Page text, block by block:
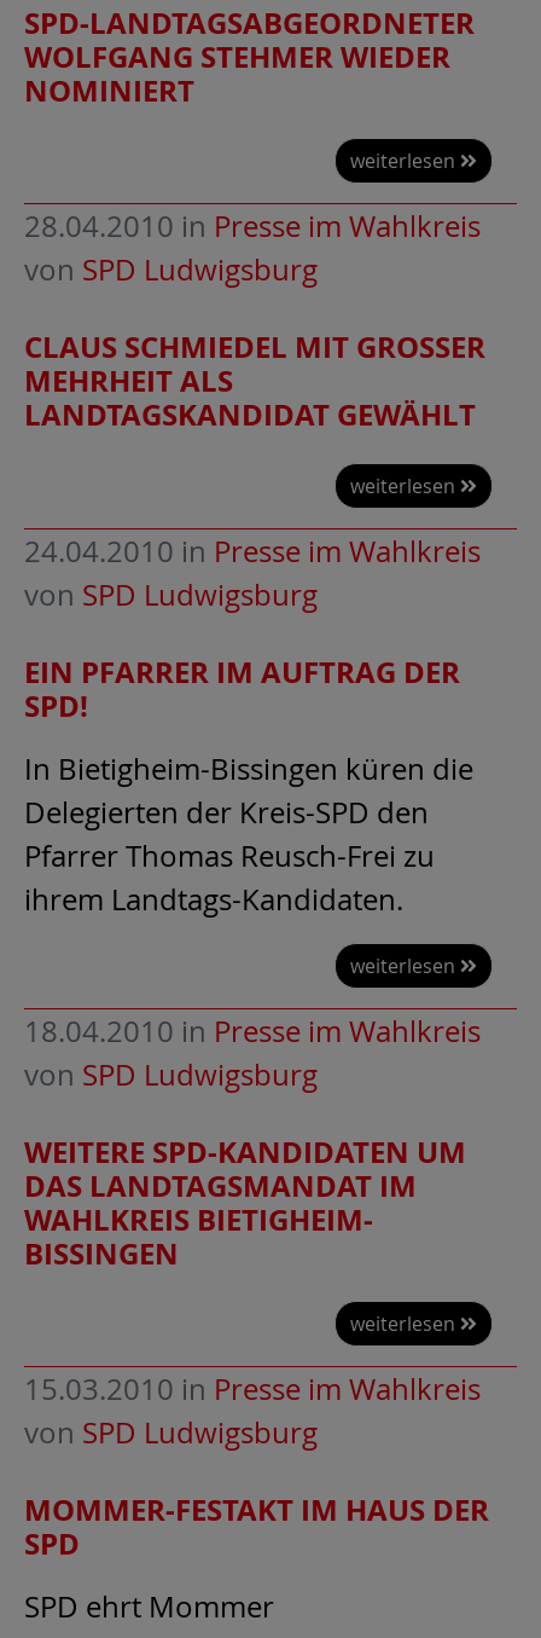
SPD-LANDTAGSABGEORDNETER
WOLFGANG STEHMER WIEDER
NOMINIERT
weiterlesen
28.04.2010 in Presse im Wahlkreis
von SPD Ludwigsburg
CLAUS SCHMIEDEL MIT GROSSER M
EHRHEIT ALS L
ANDTAGSKANDIDAT GEWÄHLT
weiterlesen
24.04.2010 in Presse im Wahlkreis
von SPD Ludwigsburg
EIN PFARRER IM AUFTRAG DER
SPD!
In Bietigheim-Bissingen küren die
Delegierten der Kreis-SPD den
Pfarrer Thomas Reusch-Frei zu
ihrem Landtags-Kandidaten.
weiterlesen
18.04.2010 in Presse im Wahlkreis
von SPD Ludwigsburg
WEITERE SPD-KANDIDATEN UM
DAS LANDTAGSMANDAT IM
WAHLKREIS BIETIGHEIM-
BISSINGEN
weiterlesen
15.03.2010 in Presse im Wahlkreis
von SPD Ludwigsburg
MOMMER-FESTAKT IM HAUS DER
SPD
SPD ehrt Mommer